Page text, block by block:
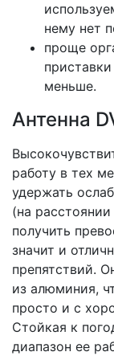
нему нет
проще
меньше.
Антенна
работу в тех
удержать
(на
получить
значит и
препятствий.
из алюминия,
просто и с
Стойкая к
диапазон ее